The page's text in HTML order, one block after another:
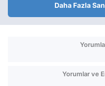
Daha Fazla
Yorumlar ve